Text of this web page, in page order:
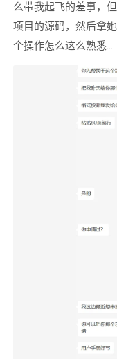
么带我起飞的差事，
项目的源码，然后拿
个操作怎么这么熟悉...